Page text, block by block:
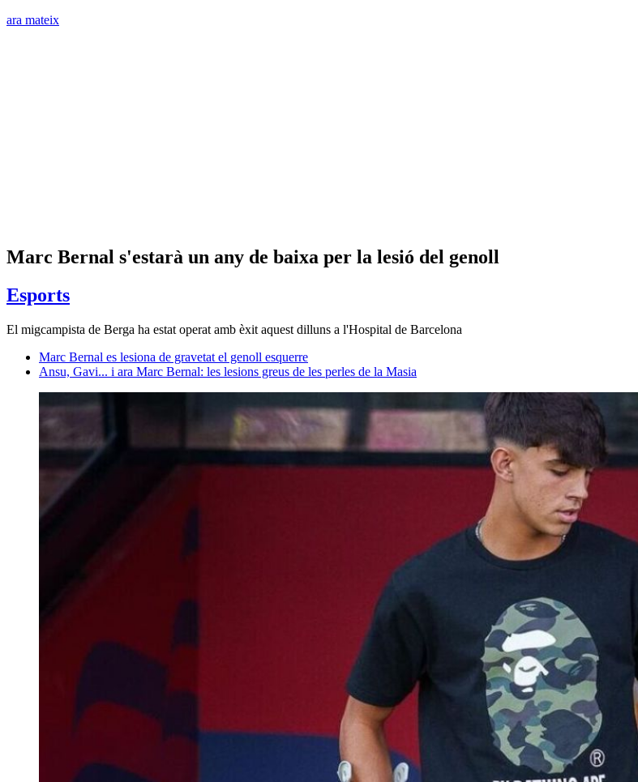
ara mateix
Marc Bernal s'estarà un any de baixa per la lesió del genoll
Esports
El migcampista de Berga ha estat operat amb èxit aquest dilluns a l'Hospital de Barcelona
Marc Bernal es lesiona de gravetat el genoll esquerre
Ansu, Gavi... i ara Marc Bernal: les lesions greus de les perles de la Masia